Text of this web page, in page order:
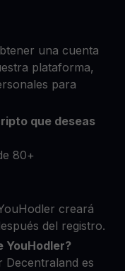
una cuenta
plataforma,
para
que deseas
80+
creará
del registro.
YouHodler?
Decentraland es